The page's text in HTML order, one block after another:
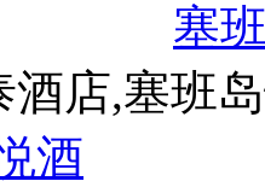
塞
酒店,塞班